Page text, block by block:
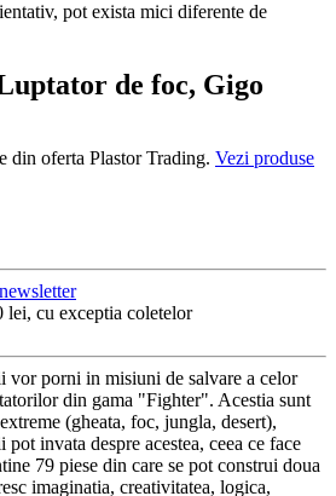
pot exista mici diferente de
de foc, Gigo
din oferta Plastor Trading. Vezi produse
lei, cu exceptia coletelor
vor porni in misiuni de salvare a celor
din gama "Fighter". Acestia sunt
(gheata, foc, jungla, desert),
invata despre acestea, ceea ce face
79 piese din care se pot construi doua
imaginatia, creativitatea, logica,